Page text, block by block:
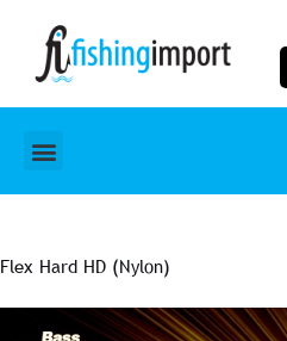
contenido
Flex Hard HD (Nylon)